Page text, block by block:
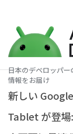
日本のデベロッパ
情報をお届け
新しい
Tablet が登場